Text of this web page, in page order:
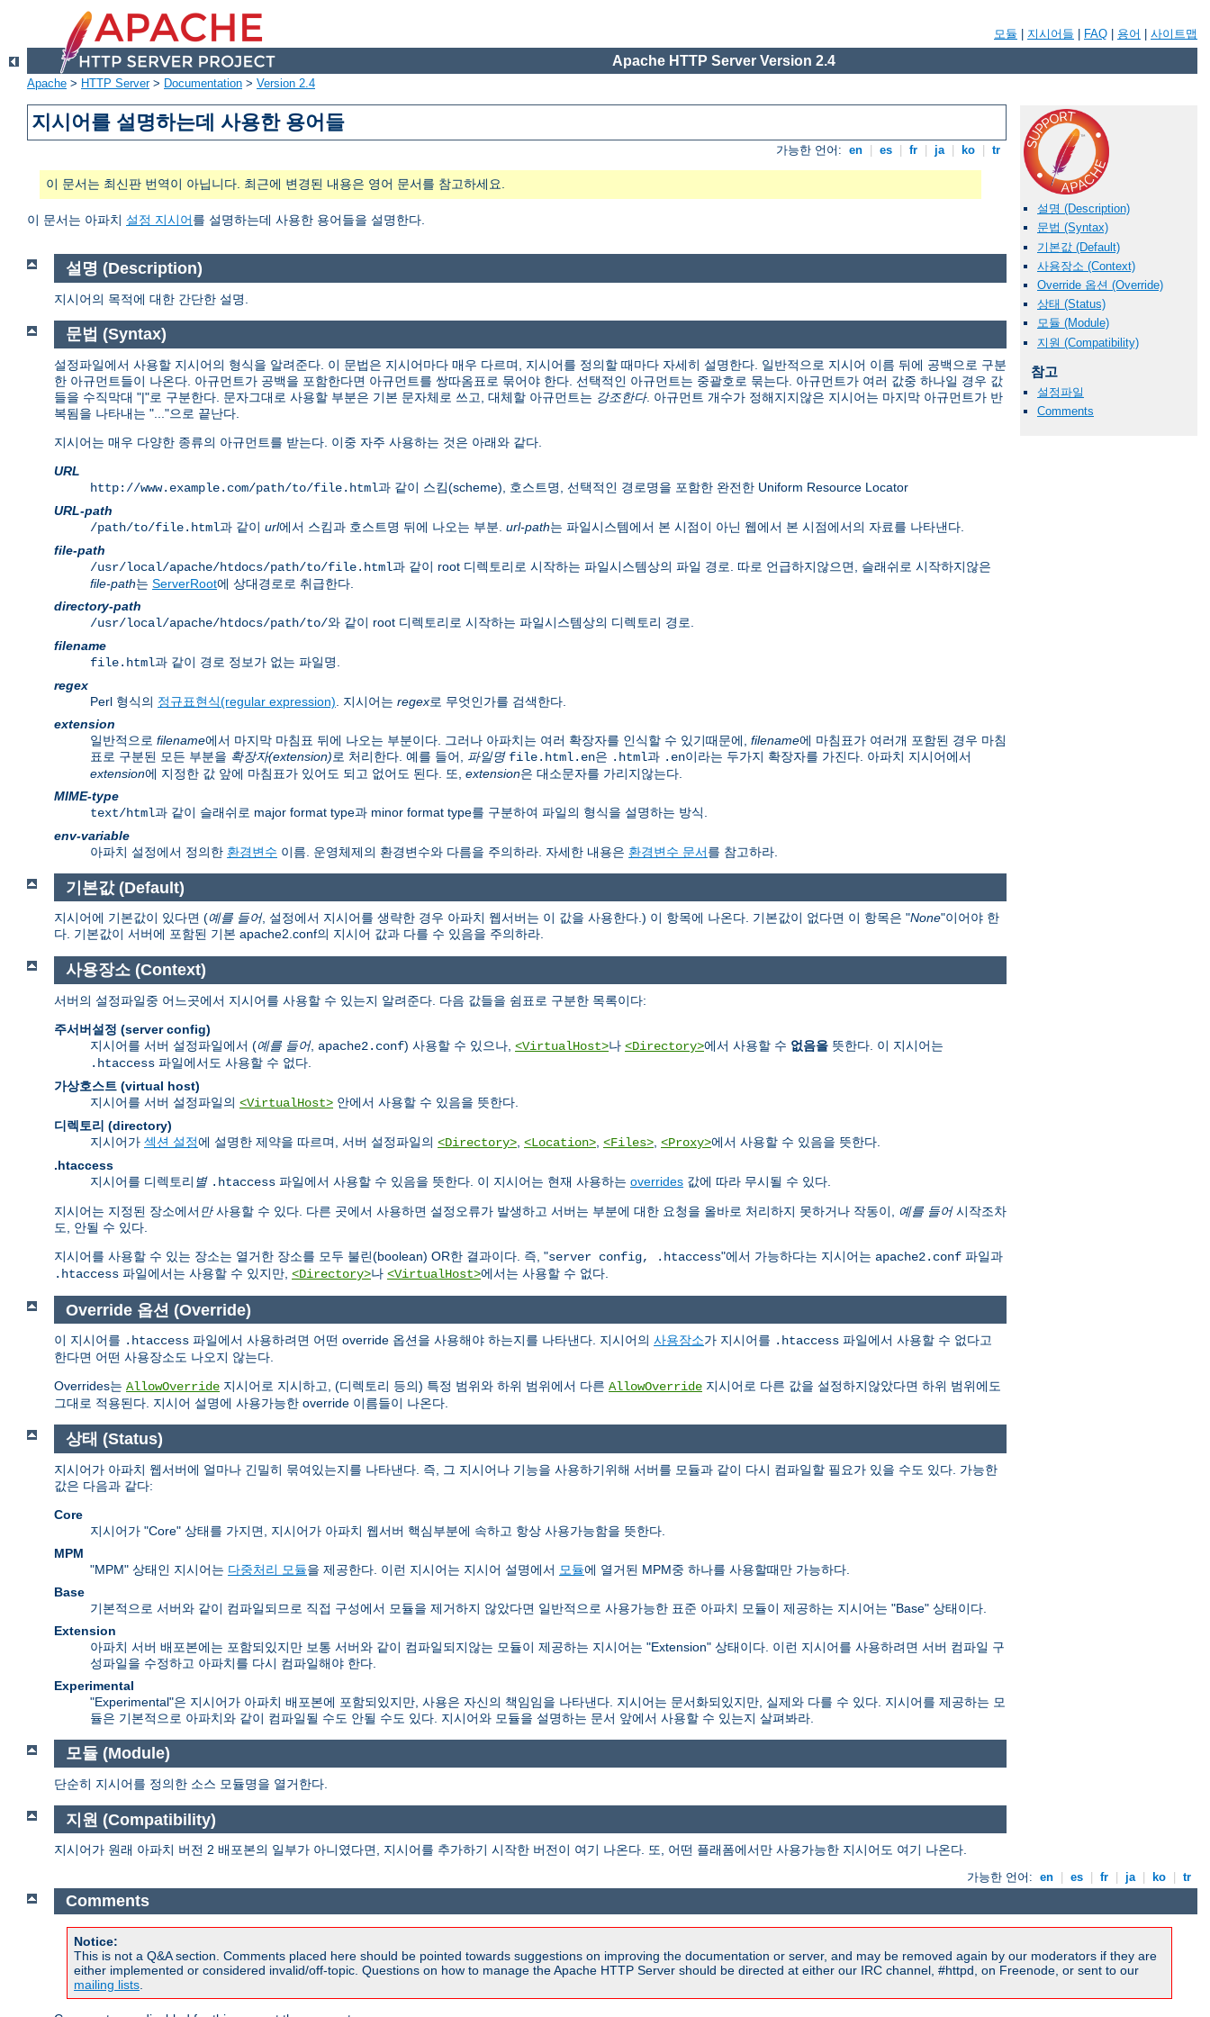
모듈 지시어들 FAQ 용어 사이트맵
Apache HTTP Server Version 2.4
Apache > HTTP Server> Documentation > Version 2.4
지시어를 설명하는데 사용한 용어들
가능한 언어: en es fr ja ko tr
이 문서는 최신판 번역이 아닙니다. 최근에 변경된 내용은 영어 문서를 참고하세요.
이 문서는 아파치 설정 지시어를 설명하는데 사용한 용어들을 설명한다.
설명 (Description)
문법 (Syntax)
기본값 (Default)
사용장소 (Context)
Override 옵션 (Override)
상태 (Status)
모듈 (Module)
지원 (Compatibility)
참고
설정파일
Comments
설명 (Description)
지시어의 목적에 대한 간단한 설명.
문법 (Syntax)
설정파일에서 사용할 지시어의 형식을 알려준다. 이 문법은 지시어마다 매우 다르며, 지시어를 정의할 때마다 자세히 설명한다. 일반적으로 지시어 이름 뒤에 공백으로 구분
한 아규먼트들이 나온다. 아규먼트가 공백을 포함한다면 아규먼트를 쌍따옴표로 묶어야 한다. 선택적인 아규먼트는 중괄호로 묶는다. 아규먼트가 여러 값중 하나일 경우 값
들을 수직막대 "|"로 구분한다. 문자그대로 사용할 부분은 기본 문자체로 쓰고, 대체할 아규먼트는 강조한다. 아규먼트 개수가 정해지지않은 지시어는 마지막 아규먼트가 반
복됨을 나타내는 "..."으로 끝난다.
지시어는 매우 다양한 종류의 아규먼트를 받는다. 이중 자주 사용하는 것은 아래와 같다.
URL
http://www.example.com/path/to/file.html과 같이 스킴(scheme), 호스트명, 선택적인 경로명을 포함한 완전한 Uniform Resource Locator
URL-path
/path/to/file.html과 같이 url에서 스킴과 호스트명 뒤에 나오는 부분. url-path는 파일시스템에서 본 시점이 아닌 웹에서 본 시점에서의 자료를 나타낸다.
file-path
/usr/local/apache/htdocs/path/to/file.html과 같이 root 디렉토리로 시작하는 파일시스템상의 파일 경로. 따로 언급하지않으면, 슬래쉬로 시작하지않은
file-path는 ServerRoot에 상대경로로 취급한다.
directory-path
/usr/local/apache/htdocs/path/to/와 같이 root 디렉토리로 시작하는 파일시스템상의 디렉토리 경로.
filename
file.html과 같이 경로 정보가 없는 파일명.
regex
Perl 형식의 정규표현식(regular expression) . 지시어는 regex로 무엇인가를 검색한다.
extension
일반적으로 filename에서 마지막 마침표 뒤에 나오는 부분이다. 그러나 아파치는 여러 확장자를 인식할 수 있기때문에, filename에 마침표가 여러개 포함된 경우 마침
표로 구분된 모든 부분을 확장자(extension)로 처리한다. 예를 들어, 파일명 file.html.en은 .html과 .en이라는 두가지 확장자를 가진다. 아파치 지시어에서
extension에 지정한 값 앞에 마침표가 있어도 되고 없어도 된다. 또, extension은 대소문자를 가리지않는다.
MIME-type
text/html과 같이 슬래쉬로 major format type과 minor format type를 구분하여 파일의 형식을 설명하는 방식.
env-variable
아파치 설정에서 정의한 환경변수 이름. 운영체제의 환경변수와 다름을 주의하라. 자세한 내용은 환경변수 문서를 참고하라.
기본값 (Default)
지시어에 기본값이 있다면 (예를 들어, 설정에서 지시어를 생략한 경우 아파치 웹서버는 이 값을 사용한다.) 이 항목에 나온다. 기본값이 없다면 이 항목은 "None"이어야 한
다. 기본값이 서버에 포함된 기본 apache2.conf의 지시어 값과 다를 수 있음을 주의하라.
사용장소 (Context)
서버의 설정파일중 어느곳에서 지시어를 사용할 수 있는지 알려준다. 다음 값들을 쉼표로 구분한 목록이다:
주서버설정 (server config)
지시어를 서버 설정파일에서 (예를 들어, apache2.conf) 사용할 수 있으나, <VirtualHost>나 <Directory>에서 사용할 수 없음을 뜻한다. 이 지시어는
.htaccess 파일에서도 사용할 수 없다.
가상호스트 (virtual host)
지시어를 서버 설정파일의 <VirtualHost> 안에서 사용할 수 있음을 뜻한다.
디렉토리 (directory)
지시어가 섹션 설정에 설명한 제약을 따르며, 서버 설정파일의 <Directory> <Location> <Files> <Proxy>에서 사용할 수 있음을 뜻한다.
.htaccess
지시어를 디렉토리 별 .htaccess 파일에서 사용할 수 있음을 뜻한다. 이 지시어는 현재 사용하는 overrides 값에 따라 무시될 수 있다.
지시어는 지정된 장소에서 만사용할 수 있다. 다른 곳에서 사용하면 설정오류가 발생하고 서버는 부분에 대한 요청을 올바로 처리하지 못하거나 작동이, 예를 들어시작조차
도, 안될 수 있다.
지시어를 사용할 수 있는 장소는 열거한 장소를 모두 불린(boolean) OR한 결과이다. 즉, "server config, .htaccess"에서 가능하다는 지시어는 apache2.conf 파일과
.htaccess 파일에서는 사용할 수 있지만, <Directory>나 <VirtualHost>에서는 사용할 수 없다.
Override 옵션 (Override)
이 지시어를 .htaccess 파일에서 사용하려면 어떤 override 옵션을 사용해야 하는지를 나타낸다. 지시어의 사용장소가 지시어를 .htaccess 파일에서 사용할 수 없다고
한다면 어떤 사용장소도 나오지 않는다.
Overrides는 AllowOverride 지시어로 지시하고, (디렉토리 등의) 특정 범위와 하위 범위에서 다른 AllowOverride 지시어로 다른 값을 설정하지않았다면 하위 범위에도
그대로 적용된다. 지시어 설명에 사용가능한 override 이름들이 나온다.
상태 (Status)
지시어가 아파치 웹서버에 얼마나 긴밀히 묶여있는지를 나타낸다. 즉, 그 지시어나 기능을 사용하기위해 서버를 모듈과 같이 다시 컴파일할 필요가 있을 수도 있다. 가능한
값은 다음과 같다:
Core
지시어가 "Core" 상태를 가지면, 지시어가 아파치 웹서버 핵심부분에 속하고 항상 사용가능함을 뜻한다.
MPM
"MPM" 상태인 지시어는 다중처리 모듈을 제공한다. 이런 지시어는 지시어 설명에서 모듈에 열거된 MPM중 하나를 사용할때만 가능하다.
Base
기본적으로 서버와 같이 컴파일되므로 직접 구성에서 모듈을 제거하지 않았다면 일반적으로 사용가능한 표준 아파치 모듈이 제공하는 지시어는 "Base" 상태이다.
Extension
아파치 서버 배포본에는 포함되있지만 보통 서버와 같이 컴파일되지않는 모듈이 제공하는 지시어는 "Extension" 상태이다. 이런 지시어를 사용하려면 서버 컴파일 구
성파일을 수정하고 아파치를 다시 컴파일해야 한다.
Experimental
"Experimental"은 지시어가 아파치 배포본에 포함되있지만, 사용은 자신의 책임임을 나타낸다. 지시어는 문서화되있지만, 실제와 다를 수 있다. 지시어를 제공하는 모
듈은 기본적으로 아파치와 같이 컴파일될 수도 안될 수도 있다. 지시어와 모듈을 설명하는 문서 앞에서 사용할 수 있는지 살펴봐라.
모듈 (Module)
단순히 지시어를 정의한 소스 모듈명을 열거한다.
지원 (Compatibility)
지시어가 원래 아파치 버전 2 배포본의 일부가 아니였다면, 지시어를 추가하기 시작한 버전이 여기 나온다. 또, 어떤 플래폼에서만 사용가능한 지시어도 여기 나온다.
가능한 언어: en es fr ja ko tr
Comments
Notice:
This is not a Q&A section. Comments placed here should be pointed towards suggestions on improving the documentation or server, and may be removed again by our moderators if they are
either implemented or considered invalid/off-topic. Questions on how to manage the Apache HTTP Server should be directed at either our IRC channel, #httpd, on Freenode, or sent to our
mailing lists